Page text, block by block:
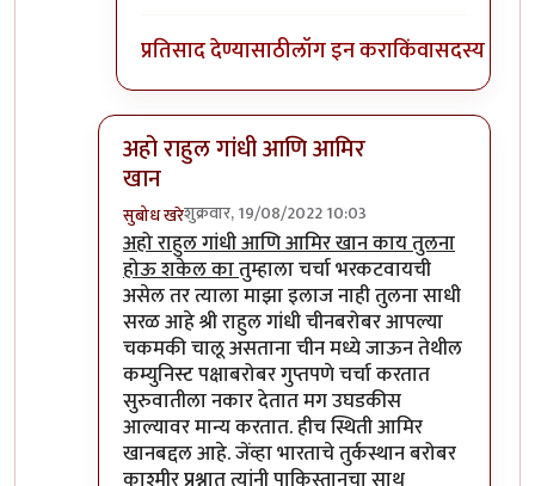
प्रतिसाद देण्यासाठीलॉग इन कराकिंवासदस्य व्हा
अहो राहुल गांधी आणि आमिर
खान
सुबोध खरेशुक्रवार, 19/08/2022 10:03
In reply toआमचं सोडा डॉक्टरbyजेम्स वांड
अहो राहुल गांधी आणि आमिर खान काय तुलना
होऊ शकेल कातुम्हाला चर्चा भरकटवायची
असेल तर त्याला माझा इलाज नाही तुलना साधी
सरळ आहे श्री राहुल गांधी चीनबरोबर आपल्या
चकमकी चालू असताना चीन मध्ये जाऊन तेथील
कम्युनिस्ट पक्षाबरोबर गुप्तपणे चर्चा करतात
सुरुवातीला नकार देतात मग उघडकीस
आल्यावर मान्य करतात. हीच स्थिती आमिर
खानबद्दल आहे. जेंव्हा भारताचे तुर्कस्थान बरोबर